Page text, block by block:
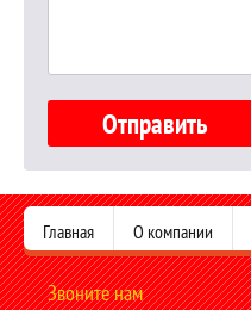
Главная О компании
Звоните нам